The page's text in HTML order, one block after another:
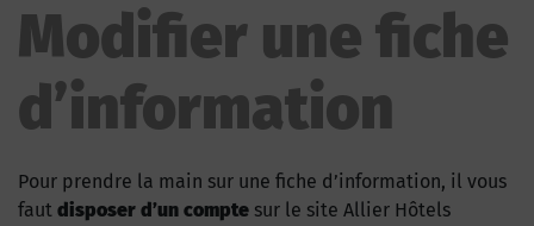
Modifier une fiche
d’information
Pour prendre la main sur une fiche d’information, il vous
faut disposer d’un compte sur le site Allier Hôtels